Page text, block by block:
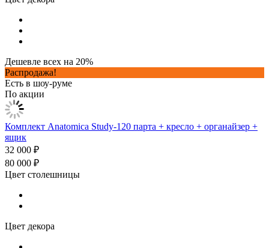
Дешевле всех на 20%
Распродажа!
Есть в шоу-руме
По акции
Комплект Anatomica Study-120 парта + кресло + органайзер +
ящик
32 000 ₽
80 000 ₽
Цвет столешницы
Цвет декора